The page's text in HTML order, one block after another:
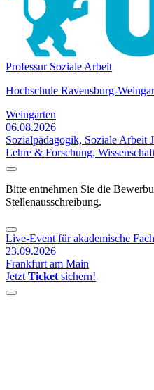
Professur Soziale Arbeit
Hochschule Ravensburg-
Weingarten
06.08.2026
Sozialpädagogik, Soziale Arbeit
Lehre & Forschung,
Bitte entnehmen Sie die
Stellenausschreibung.
Live-Event für akademische
23.09.2026
Frankfurt am Main
Jetzt Ticket sichern!